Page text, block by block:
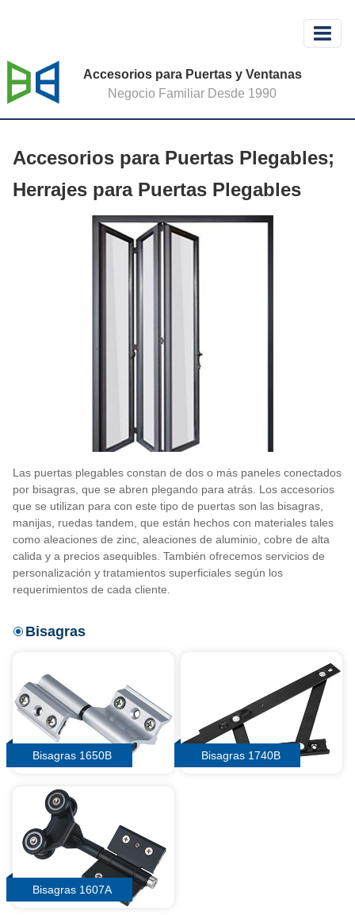
Accesorios para Puertas y Ventanas
Negocio Familiar Desde 1990
Accesorios para Puertas Plegables;
Herrajes para Puertas Plegables
Las puertas plegables constan de dos o más paneles conectados
por bisagras, que se abren plegando para atrás. Los accesorios
que se utilizan para con este tipo de puertas son las bisagras,
manijas, ruedas tandem, que están hechos con materiales tales
como aleaciones de zinc, aleaciones de aluminio, cobre de alta
calida y a precios asequibles. También ofrecemos servicios de
personalización y tratamientos superficiales según los
requerimientos de cada cliente.
Bisagras
Bisagras 1650B Bisagras 1740B
Bisagras 1607A